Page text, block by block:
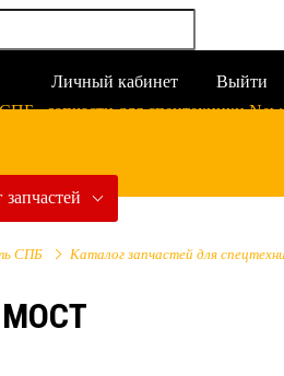
Личный кабинет Выйти
запчастей
СПБ Каталог запчастей для